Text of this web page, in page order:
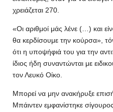
χρειάζεται 270.
«Οι αριθμοί μάς λένε (…) και
θα κερδίσουμε την κούρσα»,
ότι η υποψήφιά του για την
ίδιος ήδη συναντώνται με
τον Λευκό Οίκο.
Μπορεί να μην ανακήρυξε
Μπάιντεν εμφανίστηκε